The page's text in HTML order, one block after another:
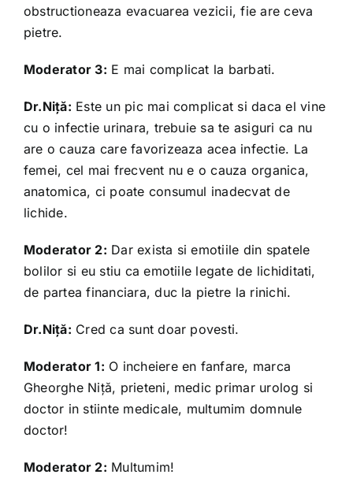
obstructioneaza evacuarea vezicii, fie are ceva
pietre.
Moderator 3: E mai complicat la barbati.
Dr.Niță: Este un pic mai complicat si daca el vine
cu o infectie urinara, trebuie sa te asiguri ca nu
are o cauza care favorizeaza acea infectie. La
femei, cel mai frecvent nu e o cauza organica,
anatomica, ci poate consumul inadecvat de
lichide.
Moderator 2: Dar exista si emotiile din spatele
bolilor si eu stiu ca emotiile legate de lichiditati,
de partea financiara, duc la pietre la rinichi.
Dr.Niță: Cred ca sunt doar povesti.
Moderator 1: O incheiere en fanfare, marca
Gheorghe Niță, prieteni, medic primar urolog si
doctor in stiinte medicale, multumim domnule
doctor!
Moderator 2: Multumim!